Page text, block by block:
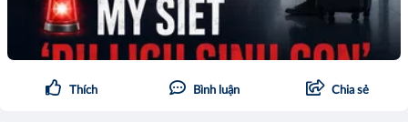
Thích Bình luận Chia sẻ